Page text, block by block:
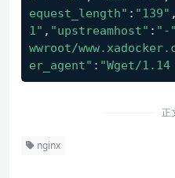
equest_length" : "139" ,
1" , "upstreamhost" : "-"
wwroot/
er_agent" : "Wget/
正
nginx